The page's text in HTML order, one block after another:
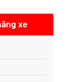
xe